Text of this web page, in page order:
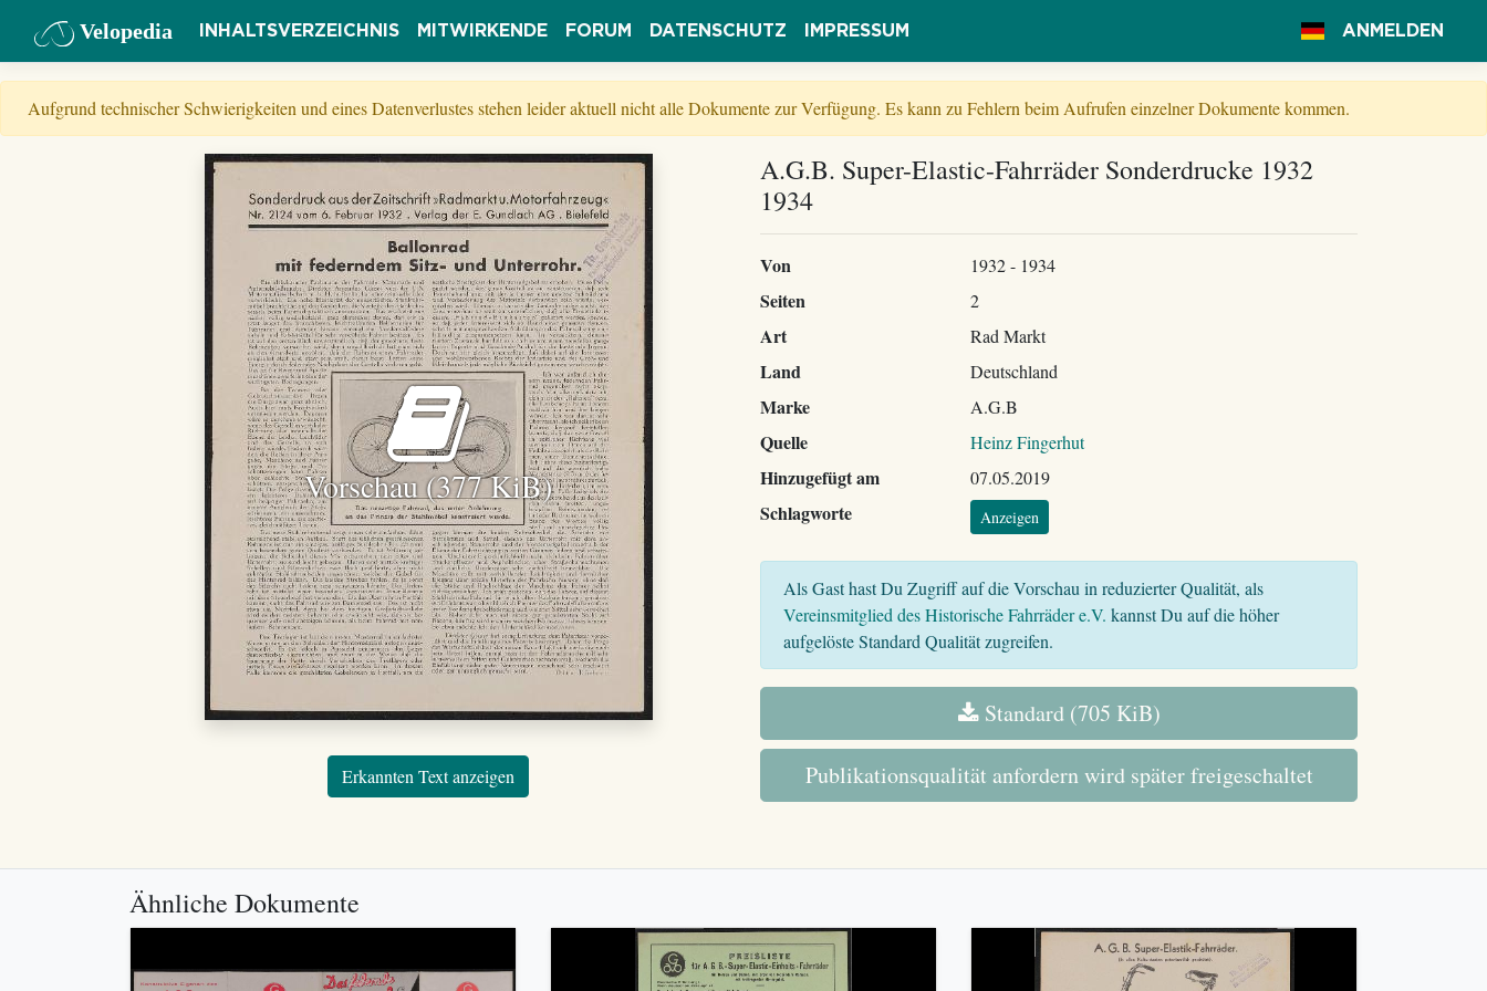
Velopedia INHALTSVERZEICHNIS MITWIRKENDE FORUM DATENSCHUTZ IMPRESSUM ANMELDEN
Aufgrund technischer Schwierigkeiten und eines Datenverlustes stehen leider aktuell nicht alle Dokumente zur Verfügung. Es kann zu Fehlern beim Aufrufen einzelner Dokumente kommen.
Vorschau (377 KiB)
Erkannten Text anzeigen
A.G.B. Super-Elastic-Fahrräder Sonderdrucke 1932
1934
Von 1932 - 1934
Seiten 2
Art Rad Markt
Land Deutschland
Marke A.G.B
Quelle Heinz Fingerhut
Hinzugefügt am 07.05.2019
Schlagworte Anzeigen
Als Gast hast Du Zugriff auf die Vorschau in reduzierter Qualität, als
Vereinsmitglied des Historische Fahrräder e.V. kannst Du auf die höher
aufgelöste Standard Qualität zugreifen.
Standard (705 KiB)
Publikationsqualität anfordern wird später freigeschaltet
Ähnliche Dokumente